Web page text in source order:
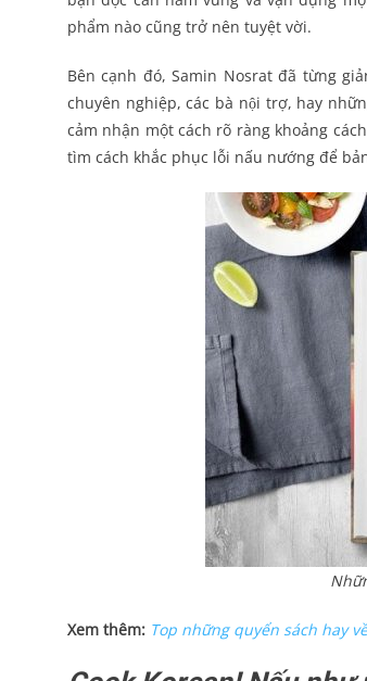
phẩm nào cũng trở nên tuyệt vời.
Bên cạnh đó, Samin Nosrat đã từng
chuyên nghiệp, các bà nội trợ, hay
cảm nhận một cách rõ ràng khoảng
tìm cách khắc phục lỗi nấu nướng để
Xem thêm: Top những quyển sách hay